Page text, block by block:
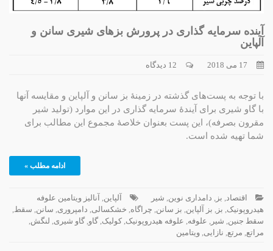
آینده سرمایه گذاری در پرورش بزهای شیری سانن و
آلپاین
17 می 2018 12 دیدگاه
با توجه به پست‌های گذشته در زمینۀ بز سانن و آلپاین و مقایسه آنها
با گاو شیری برای آیندۀ سرمایه گذاری در این موارد (تولید شیر
مقرون بصرفه)، این پست بعنوان خلاصۀ مجموع این مطالب برای
شما تهیه شده است.
ادامه مطلب »
اقتصاد, بز , دامداری نوین, شیر آلپاین, آنالیز ویتامین علوفه
هیدروپونیک, بز , بز آلپاین, بز سانن, چراگاه, خشکسالی, دامپروری, سانن, سقط,
سقط جنین, شیر , علوفه, علوفه هیدروپونیک, کولیک, گاو, گاو شیری, لنگش,
مراتع, مرتع, نازایی, ویتامین